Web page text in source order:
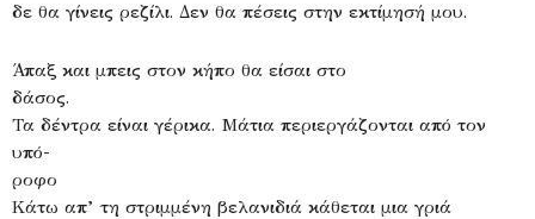
δε θα γίνεις ρεζίλι. Δεν θα πέσεις στην εκτίμησή μου.
Άπαξ και μπεις στον κήπο θα είσαι στο
δάσος.
Τα δέντρα είναι γέρικα. Μάτια περιεργάζονται από τον
υπό-
ροφο
Κάτω απ’ τη στριμμένη βελανιδιά κάθεται μια γριά